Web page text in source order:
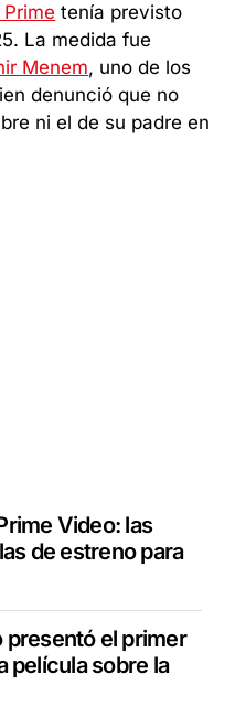
tenía previsto
La medida fue
Menem, uno de los
denunció que no
ni el de su padre en
Video: las
de estreno para
presentó el primer
película sobre la